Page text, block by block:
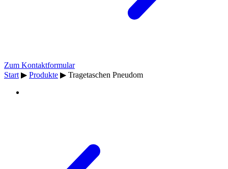
Zum Kontaktformular
Start ▶ Produkte ▶ Tragetaschen Pneudom